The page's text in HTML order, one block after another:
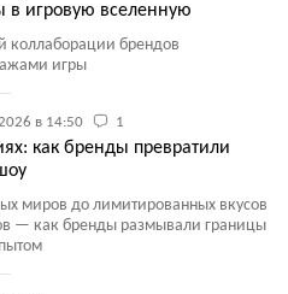
в игровую вселенную
коллаборации брендов
игры
в 14:50 1
как бренды превратили
миров до лимитированных вкусов
— как бренды размывали границы